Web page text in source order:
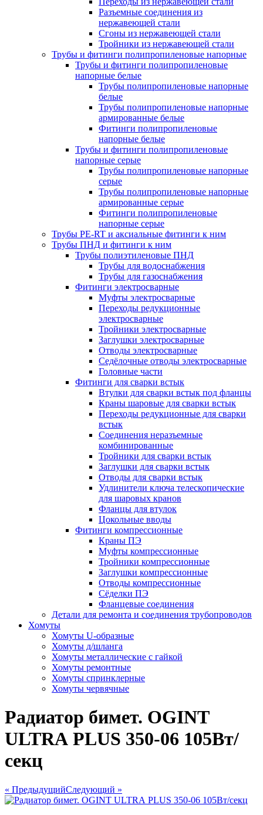
Разъемные соединения из
нержавеющей стали
Сгоны из нержавеющей стали
Тройники из нержавеющей стали
Трубы и фитинги полипропиленовые напорные
Трубы и фитинги полипропиленовые
напорные белые
Трубы полипропиленовые напорные
белые
Трубы полипропиленовые напорные
армированные белые
Фитинги полипропиленовые
напорные белые
Трубы и фитинги полипропиленовые
напорные серые
Трубы полипропиленовые напорные
серые
Трубы полипропиленовые напорные
армированные серые
Фитинги полипропиленовые
напорные серые
Трубы PE-RT и аксиальные фитинги к ним
Трубы ПНД и фитинги к ним
Трубы полиэтиленовые ПНД
Трубы для водоснабжения
Трубы для газоснабжения
Фитинги электросварные
Муфты электросварные
Переходы редукционные
электросварные
Тройники электросварные
Заглушки электросварные
Отводы электросварные
Седёлочные отводы электросварные
Головные части
Фитинги для сварки встык
Втулки для сварки встык под фланцы
Краны шаровые для сварки встык
Переходы редукционные для сварки
встык
Соединения неразъемные
комбинированные
Тройники для сварки встык
Заглушки для сварки встык
Отводы для сварки встык
Удлинители ключа телескопические
для шаровых кранов
Фланцы для втулок
Цокольные вводы
Фитинги компрессионные
Краны ПЭ
Муфты компрессионные
Тройники компрессионные
Заглушки компрессионные
Отводы компрессионные
Сёделки ПЭ
Фланцевые соединения
Детали для ремонта и соединения трубопроводов
Хомуты
Хомуты U-образные
Хомуты д/шланга
Хомуты металлические с гайкой
Хомуты ремонтные
Хомуты спринклерные
Хомуты червячные
Радиатор бимет. OGINT
ULTRА PLUS 350-06 105Вт/
секц
« ПредыдущийСледующий »